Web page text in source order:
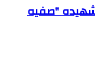
شهیده "صفیه